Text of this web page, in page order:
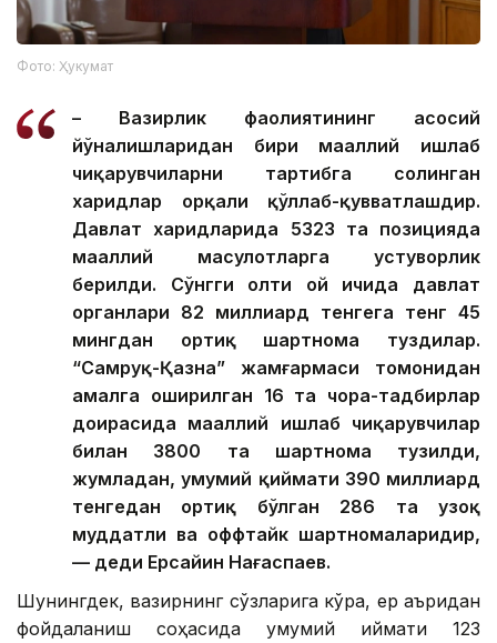
Фото: Ҳукумат
– Вазирлик фаолиятининг асосий
йўналишларидан бири маҳаллий ишлаб
чиқарувчиларни тартибга солинган
харидлар орқали қўллаб-қувватлашдир.
Давлат харидларида 5323 та позицияда
маҳаллий маҳсулотларга устуворлик
берилди. Сўнгги олти ой ичида давлат
органлари 82 миллиард тенгега тенг 45
мингдан ортиқ шартнома туздилар.
“Самруқ-Қазна” жамғармаси томонидан
амалга оширилган 16 та чора-тадбирлар
доирасида маҳаллий ишлаб чиқарувчилар
билан 3800 та шартнома тузилди,
жумладан, умумий қиймати 390 миллиард
тенгедан ортиқ бўлган 286 та узоқ
муддатли ва оффтайк шартномаларидир,
— деди Ерсайин Нағаспаев.
Шунингдек, вазирнинг сўзларига кўра, ер қаъридан
фойдаланиш соҳасида умумий қиймати 123